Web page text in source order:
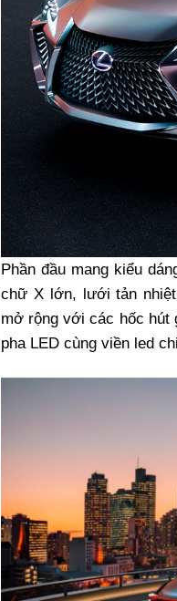
Phần đầu mang kiểu
chữ X lớn, lưới tản
mở rộng với các hốc hút
pha LED cùng viền led